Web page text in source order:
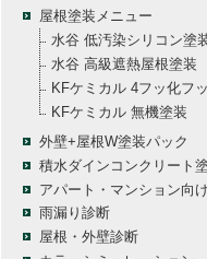
屋根塗装メニュー
水谷 低汚染シリコン塗
水谷 高級遮熱屋根塗装
KFケミカル 4フッ化フ
KFケミカル 無機塗装
外壁+屋根W塗装パック
積水ダインコンクリート
アパート・マンション向け
雨漏り診断
屋根・外壁診断